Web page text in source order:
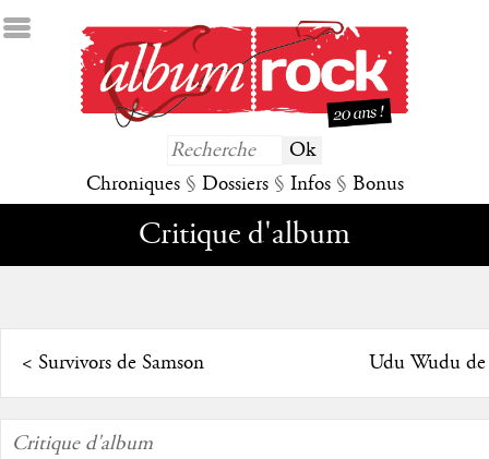
Chroniques § Dossiers § Infos § Bonus
Critique d'album
< Survivors de Samson Udu Wudu
Critique d'album